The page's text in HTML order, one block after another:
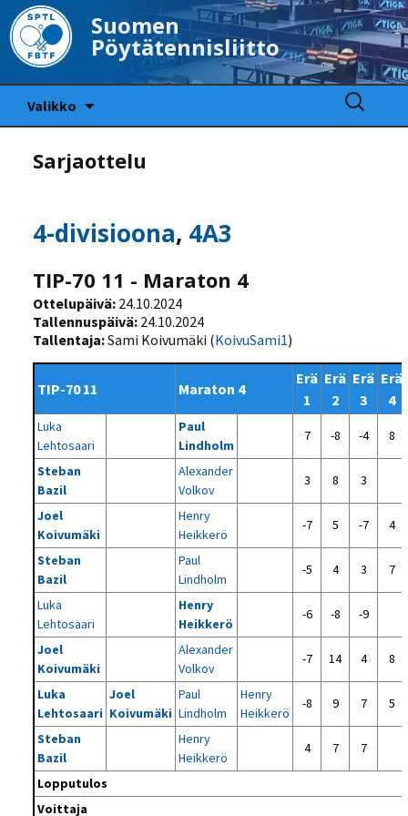
Suomen
Pöytätennisliitto
Valikko
Haku:
Sarjaottelu
4-divisioona, 4A3
TIP-70 11 - Maraton 4
Ottelupäivä: 24.10.2024
Tallennuspäivä: 24.10.2024
Tallentaja:Sami Koivumäki (KoivuSami1)
TIP-70 11 Maraton 4
Erä
1
Erä
2
Erä
3
Erä
4
Luka
Lehtosaari
Paul
Lindholm
7 -8 -4 8
Steban
Bazil
Alexander
Volkov
3 8 3
Joel
Koivumäki
Henry
Heikkerö
-7 5 -7 4
Steban
Bazil
Paul
Lindholm
-5 4 3 7
Luka
Lehtosaari
Henry
Heikkerö
-6 -8 -9
Joel
Koivumäki
Alexander
Volkov
-7 14 4 8
Luka
Lehtosaari
Joel
Koivumäki
Paul
Lindholm
Henry
Heikkerö
-8 9 7 5
Steban
Bazil
Henry
Heikkerö
4 7 7
Lopputulos
Voittaja